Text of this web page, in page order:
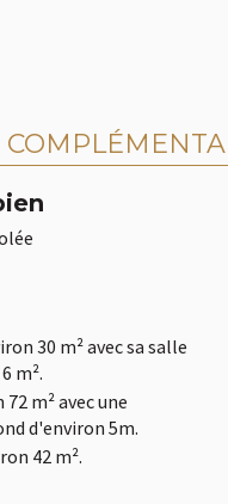
30 m² avec sa salle
m².
m² avec une
d'environ 5m.
42 m².